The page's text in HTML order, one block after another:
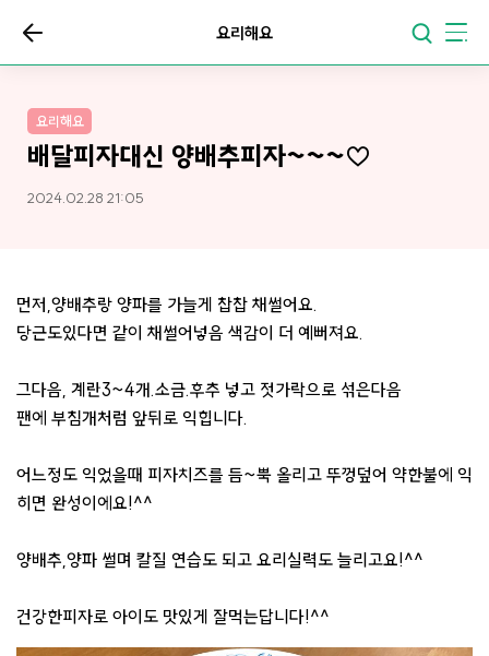
요리해요
요리해요
배달피자대신 양배추피자~~~♡
2024.02.28 21:05
먼저,양배추랑 양파를 가늘게 찹찹 채썰어요.
당근도있다면 같이 채썰어넣음 색감이 더 예뻐져요.
그다음, 계란3~4개.소금.후추 넣고 젓가락으로 섞은다음
팬에 부침개처럼 앞뒤로 익힙니다.
어느정도 익었을때 피자치즈를 듬~뿍 올리고 뚜껑덮어 약한불에 익
히면 완성이에요!^^
양배추,양파 썰며 칼질 연습도 되고 요리실력도 늘리고요!^^
건강한피자로 아이도 맛있게 잘먹는답니다!^^